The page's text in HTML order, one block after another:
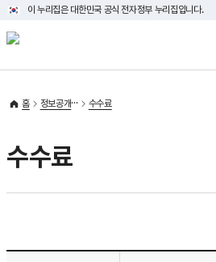
태극기
이 누리집은 대한민국 공식 전자정부 누리집입니다.
홈 정보공개 수수료
수수료